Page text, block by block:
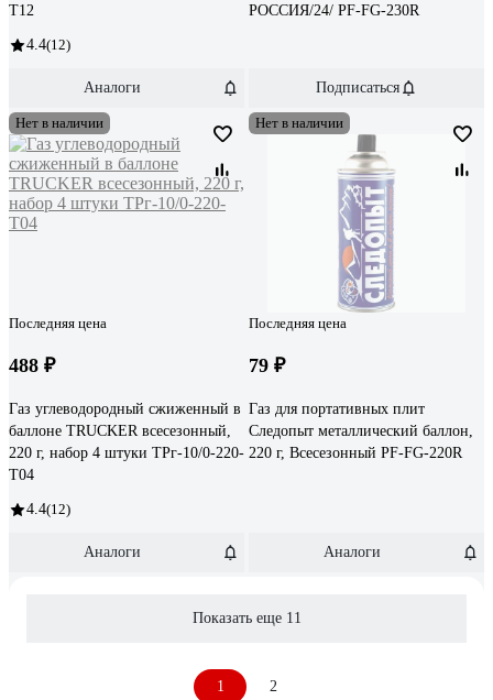
Т12
4.4(12)
Аналоги
РОССИЯ/24/ PF-FG-230R
Подписаться
Нет в наличии
Последняя цена
488 ₽
Газ углеводородный сжиженный в
баллоне TRUCKER всесезонный,
220 г, набор 4 штуки ТРг-10/0-220-
Т04
4.4(12)
Аналоги
Нет в наличии
Последняя цена
79 ₽
Газ для портативных плит
Следопыт металлический баллон,
220 г, Всесезонный PF-FG-220R
Аналоги
Показать еще 11
1 2